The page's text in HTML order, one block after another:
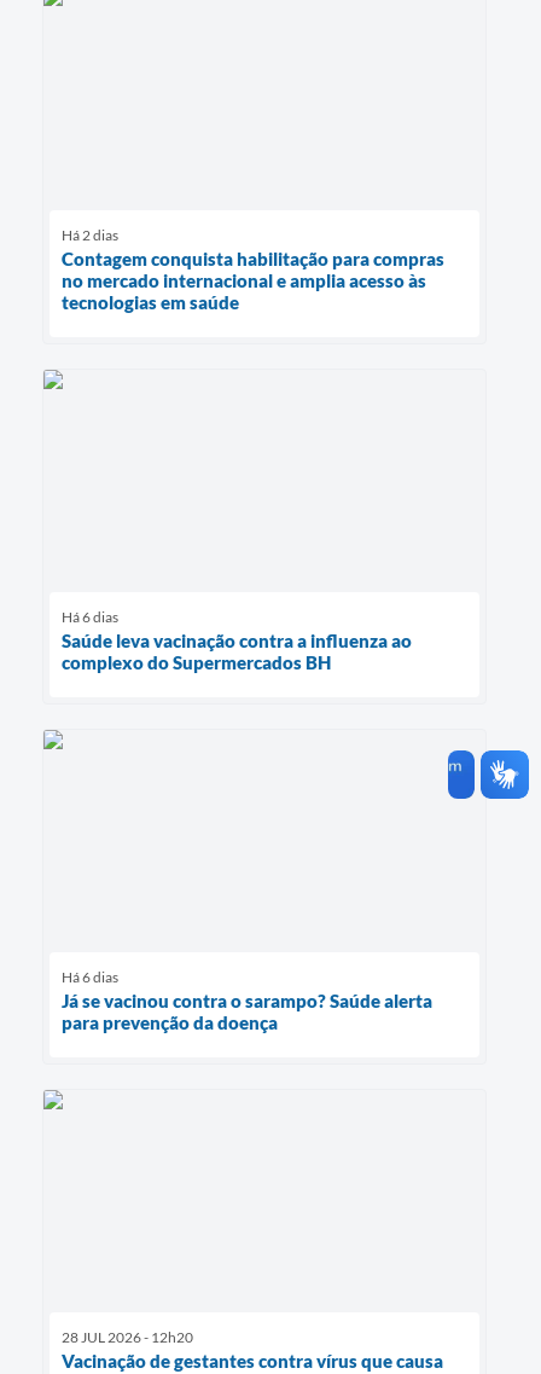
Há 2 dias
Contagem conquista habilitação para compras
no mercado internacional e amplia acesso às
tecnologias em saúde
Há 6 dias
Saúde leva vacinação contra a influenza ao
complexo do Supermercados BH
Há 6 dias
Já se vacinou contra o sarampo? Saúde alerta
para prevenção da doença
28 JUL 2026 - 12h20
Vacinação de gestantes contra vírus que causa